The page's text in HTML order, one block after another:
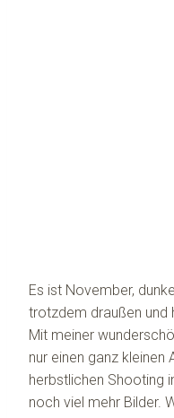
Es ist November,
trotzdem draußen und
Mit meiner
nur einen ganz kleinen
herbstlichen Shooting
noch viel mehr Bilder.